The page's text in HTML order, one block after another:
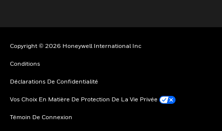
Copyright © 2026 Honeywell International Inc
Conditions
Déclarations De Confidentialité
Vos Choix En Matière De Protection De La Vie Privée
Témoin De Connexion